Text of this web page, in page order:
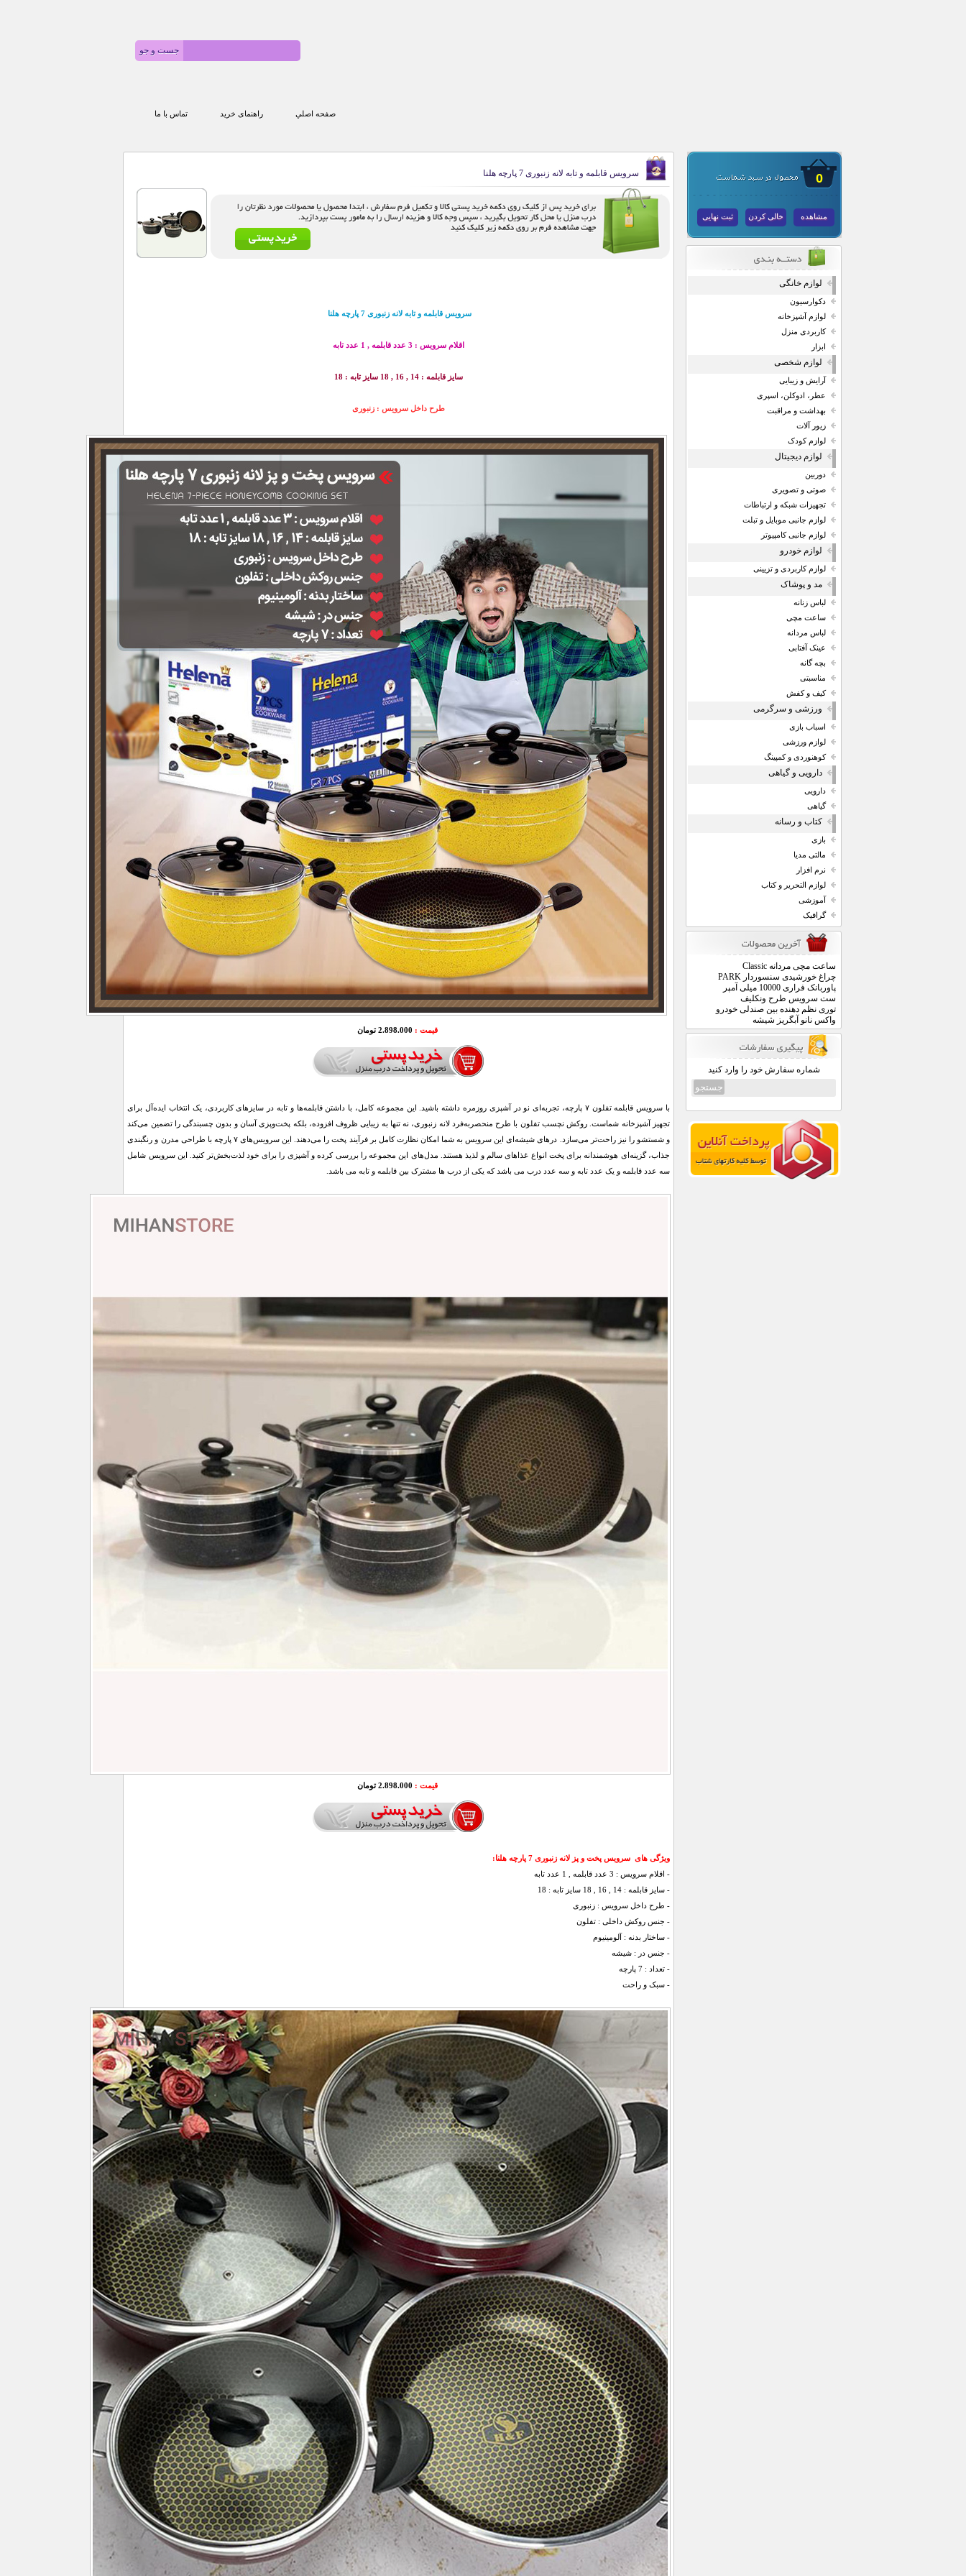
صفحه اصلي راهنمای خرید تماس با ما
0
مشاهده خالی کردن ثبت نهایی
لوازم خانگی
دکوارسیون
لوازم آشپزخانه
کاربردی منزل
ابزار
لوازم شخصی
آرایش و زیبایی
عطر، ادوکلن، اسپری
بهداشت و مراقبت
زیور آلات
لوازم کودک
لوازم دیجیتال
دوربین
صوتی و تصویری
تجهیزات شبکه و ارتباطات
لوازم جانبی موبایل و تبلت
لوازم جانبی کامپیوتر
لوازم خودرو
لوازم کاربردی و تزیینی
مد و پوشاک
لباس زنانه
ساعت مچی
لباس مردانه
عینک آفتابی
بچه گانه
مناسبتی
کیف و کفش
ورزشی و سرگرمی
اسباب بازی
لوازم ورزشی
کوهنوردی و کمپینگ
دارویی و گیاهی
دارویی
گیاهی
کتاب و رسانه
بازی
مالتی مدیا
نرم افزار
لوازم التحریر و کتاب
آموزشی
گرافیک
ساعت مچی مردانه Classic
چراغ خورشیدی سنسوردار PARK
پاوربانک فراری 10000 میلی آمپر
ست سرویس طرح ونکلیف
توری نظم دهنده بین صندلی خودرو
واکس نانو آبگریز شیشه
شماره سفارش خود را وارد کنید
سرویس قابلمه و تابه لانه زنبوری 7 پارچه هلنا
سرویس قابلمه و تابه لانه زنبوری 7 پارچه هلنا
اقلام سرویس : 3 عدد قابلمه , 1 عدد تابه
سایز قابلمه : 14 , 16 , 18 سایز تابه : 18
طرح داخل سرویس : زنبوری
قیمت : 2.898.000 تومان
با سرویس قابلمه تفلون ۷ پارچه، تجربه‌ای نو در آشپزی روزمره داشته باشید. این مجموعه کامل، با داشتن قابلمه‌ها و تابه در سایزهای کاربردی، یک انتخاب ایده‌آل برای
تجهیز آشپزخانه شماست. روکش نچسب تفلون با طرح منحصربه‌فرد لانه زنبوری، نه تنها به زیبایی ظروف افزوده، بلکه پخت‌وپزی آسان و بدون چسبندگی را تضمین می‌کند
و شستشو را نیز راحت‌تر می‌سازد. درهای شیشه‌ای این سرویس به شما امکان نظارت کامل بر فرآیند پخت را می‌دهند. این سرویس‌های ۷ پارچه با طراحی مدرن و رنگبندی
جذاب، گزینه‌ای هوشمندانه برای پخت انواع غذاهای سالم و لذیذ هستند. مدل‌های این مجموعه را بررسی کرده و آشپزی را برای خود لذت‌بخش‌تر کنید. این سرویس شامل
سه عدد قابلمه و یک عدد تابه و سه عدد درب می باشد که یکی از درب ها مشترک بین قابلمه و تابه می باشد.
قیمت : 2.898.000تومان
ویژگی های سرویس پخت و پز لانه زنبوری 7 پارچه هلنا:
- اقلام سرویس : 3 عدد قابلمه , 1 عدد تابه
- سایز قابلمه : 14 , 16 , 18 سایز تابه : 18
- طرح داخل سرویس : زنبوری
- جنس روکش داخلی : تفلون
- ساختار بدنه : آلومینیوم
- جنس در : شیشه
- تعداد : 7 پارچه
- سبک و راحت